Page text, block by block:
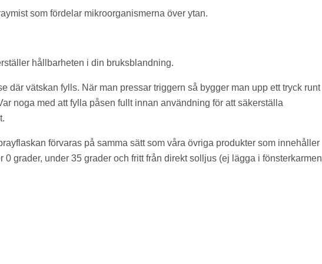
som fördelar mikroorganismerna över ytan.
hållbarheten i din bruksblandning.
där vätskan fylls. När man pressar triggern så bygger man upp ett tryck runt
noga med att fylla påsen fullt innan användning för att säkerställa
förvaras på samma sätt som våra övriga produkter som innehåller
0 grader, under 35 grader och fritt från direkt solljus (ej lägga i fönsterkarmen